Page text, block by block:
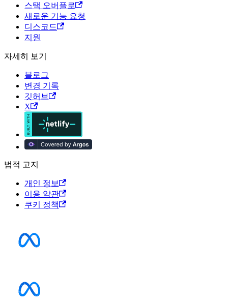
스택 오버플로
새로운 기능 요청
디스코드
지원
자세히 보기
블로그
변경 기록
깃허브
X
법적 고지
개인 정보
이용 약관
쿠키 정책